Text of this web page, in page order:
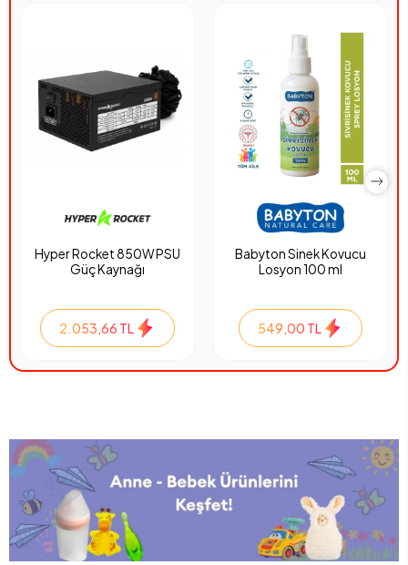
Hyper Rocket 850W PSU
Güç Kaynağı
2.053,66 TL
Babyton Sinek Kovucu
Losyon 100 ml
549,00 TL